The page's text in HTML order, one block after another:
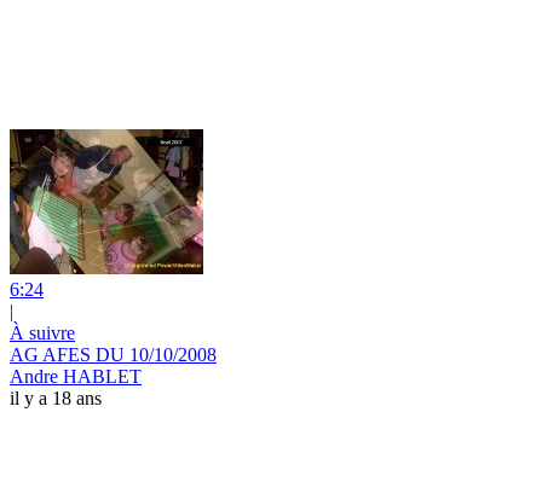
6:24
|
À suivre
AG AFES DU 10/10/2008
Andre HABLET
il y a 18 ans